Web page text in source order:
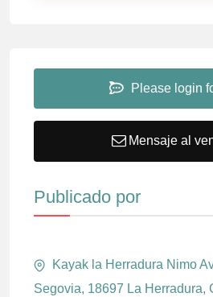
Please login
Mensaje al
Publicado por
Kayak la Herradura Nimo
Segovia, 18697 La Herradura,